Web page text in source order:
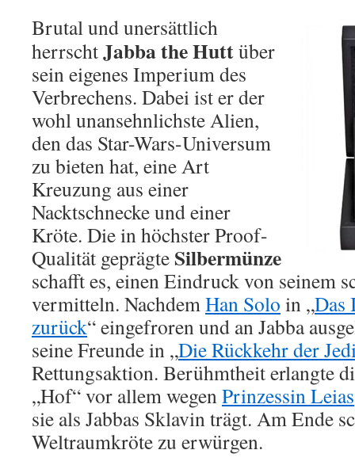
Brutal und unersättlich
herrschtJabba the Huttüber
sein eigenes Imperium des
Verbrechens. Dabei ist er der
wohl unansehnlichste Alien,
den das Star-Wars-Universum
zu bieten hat, eine Art
Kreuzung aus einer
Nacktschnecke und einer
Kröte. Die in höchster Proof-
Qualität geprägte Silbermünze
schafft es, einen Eindruck von seinem
vermitteln. NachdemHan Solo in „Das
zurück“ eingefroren und an Jabba
seine Freunde in „Die Rückkehr der
Rettungsaktion. Berühmtheit erlangte
„Hof“ vor allem wegenPrinzessin Leias
sie als Jabbas Sklavin trägt. Am Ende
Weltraumkröte zu erwürgen.